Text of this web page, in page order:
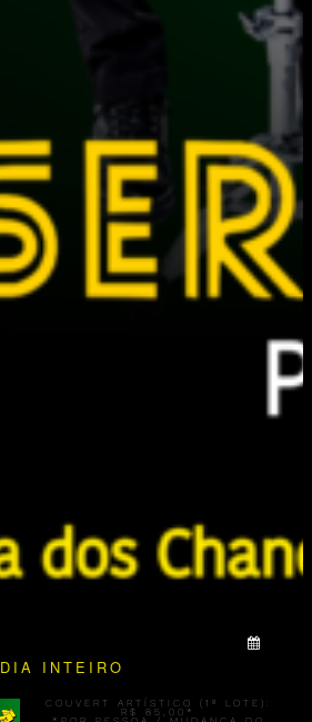
DIA INTEIRO
COUVERT ARTÍSTICO (1º LOTE):
R$ 85,00 *